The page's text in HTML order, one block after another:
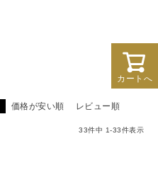
価格が安い順 レビュー順
33件中 1-33件表示
カートへ